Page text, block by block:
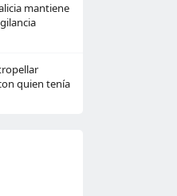
mantiene
quien tenía